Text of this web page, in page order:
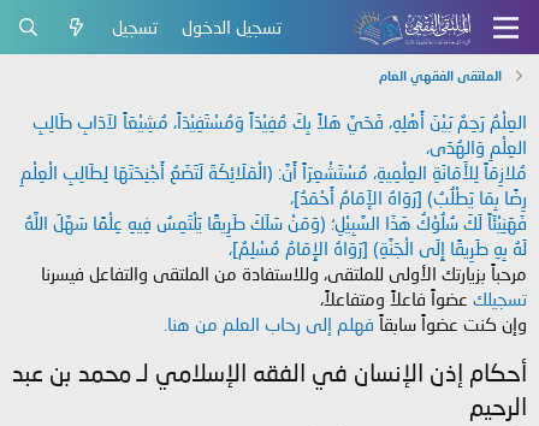
تسجيل الدخول تسجيل
الملتقى الفقهي العام
العِلْمُ رَحِمٌ بَيْنَ أَهْلِهِ، فَحَيَّ هَلاً بِكَ مُفِيْدَاً وَمُسْتَفِيْدَاً، مُشِيْعَاً لآدَابِ طَالِبِ
العِلْمِ وَالهُدَى،
مُلازِمَاً لِلأَمَانَةِ العِلْمِيةِ، مُسْتَشْعِرَاً أَنَّ: (الْمَلَائِكَةَ لَتَضَعُ أَجْنِحَتَهَا لِطَالِبِ الْعِلْمِ
رِضًا بِمَا يَطْلُبُ) [رَوَاهُ الإَمَامُ أَحْمَدُ]،
فَهَنِيْئَاً لَكَ سُلُوْكُ هَذَا السَّبِيْلِ؛ (وَمَنْ سَلَكَ طَرِيقًا يَلْتَمِسُ فِيهِ عِلْمًا سَهَّلَ اللَّهُ
لَهُ بِهِ طَرِيقًا إِلَى الْجَنَّةِ) [رَوَاهُ الإِمَامُ مُسْلِمٌ]،
مرحباً بزيارتك الأولى للملتقى، وللاستفادة من الملتقى والتفاعل فيسرنا
تسجيلك عضواً فاعلاً ومتفاعلاً،
وإن كنت عضواً سابقاً فهلم إلى رحاب العلم من هنا.
أحكام إذن الإنسان في الفقه الإسلامي لـ محمد بن عبد
الرحيم